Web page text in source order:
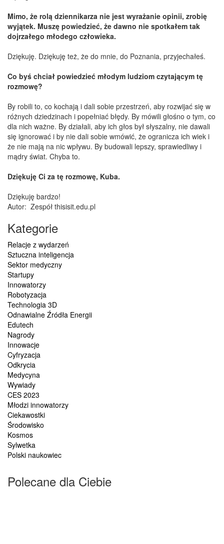
Mimo, że rolą dziennikarza nie jest wyrażanie opinii, zrobię
wyjątek. Muszę powiedzieć, że dawno nie spotkałem tak
dojrzałego młodego człowieka.
Dziękuję. Dziękuję też, że do mnie, do Poznania, przyjechałeś.
Co byś chciał powiedzieć młodym ludziom czytającym tę
rozmowę?
By robili to, co kochają i dali sobie przestrzeń, aby rozwijać się w
różnych dziedzinach i popełniać błędy. By mówili głośno o tym, co
dla nich ważne. By działali, aby ich głos był słyszalny, nie dawali
się ignorować i by nie dali sobie wmówić, że ogranicza ich wiek i
że nie mają na nic wpływu. By budowali lepszy, sprawiedliwy i
mądry świat. Chyba to.
Dziękuję Ci za tę rozmowę, Kuba.
Dziękuję bardzo!
Autor: Zespół thisisit.edu.pl
Kategorie
Relacje z wydarzeń
Sztuczna inteligencja
Sektor medyczny
Startupy
Innowatorzy
Robotyzacja
Technologia 3D
Odnawialne Źródła Energii
Edutech
Nagrody
Innowacje
Cyfryzacja
Odkrycia
Medycyna
Wywiady
CES 2023
Młodzi innowatorzy
Ciekawostki
Środowisko
Kosmos
Sylwetka
Polski naukowiec
Polecane dla Ciebie